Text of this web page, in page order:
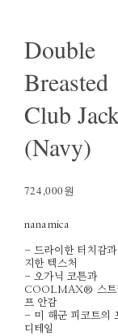
Double
Breasted
Club
(Navy)
724,000원
nanamica
- 드라이한 터치감과
지한 텍스처
- 오가닉 코튼과
COOLMAX® 스트
프 안감
- 미 해군 피코트의
디테일